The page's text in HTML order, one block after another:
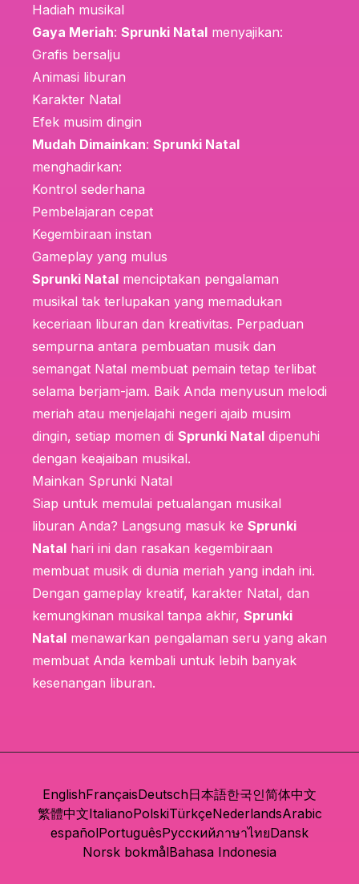
Hadiah musikal
Gaya Meriah: Sprunki Natal menyajikan:
Grafis bersalju
Animasi liburan
Karakter Natal
Efek musim dingin
Mudah Dimainkan: Sprunki Natal
menghadirkan:
Kontrol sederhana
Pembelajaran cepat
Kegembiraan instan
Gameplay yang mulus
Sprunki Natal menciptakan pengalaman
musikal tak terlupakan yang memadukan
keceriaan liburan dan kreativitas. Perpaduan
sempurna antara pembuatan musik dan
semangat Natal membuat pemain tetap terlibat
selama berjam-jam. Baik Anda menyusun melodi
meriah atau menjelajahi negeri ajaib musim
dingin, setiap momen di Sprunki Natal dipenuhi
dengan keajaiban musikal.
Mainkan Sprunki Natal
Siap untuk memulai petualangan musikal
liburan Anda? Langsung masuk ke Sprunki
Natal hari ini dan rasakan kegembiraan
membuat musik di dunia meriah yang indah ini.
Dengan gameplay kreatif, karakter Natal, dan
kemungkinan musikal tanpa akhir, Sprunki
Natal menawarkan pengalaman seru yang akan
membuat Anda kembali untuk lebih banyak
kesenangan liburan.
EnglishFrançaisDeutsch日本語한국인简体中文
繁體中文ItalianoPolskiTürkçeNederlandsArabic
españolPortuguêsРусскийภาษาไทยDansk
Norsk bokmålBahasa Indonesia